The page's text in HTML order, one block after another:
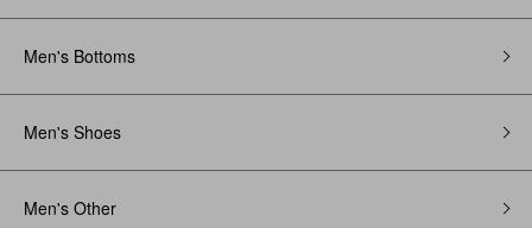
Men's Bottoms
Men's Shoes
Men's Other